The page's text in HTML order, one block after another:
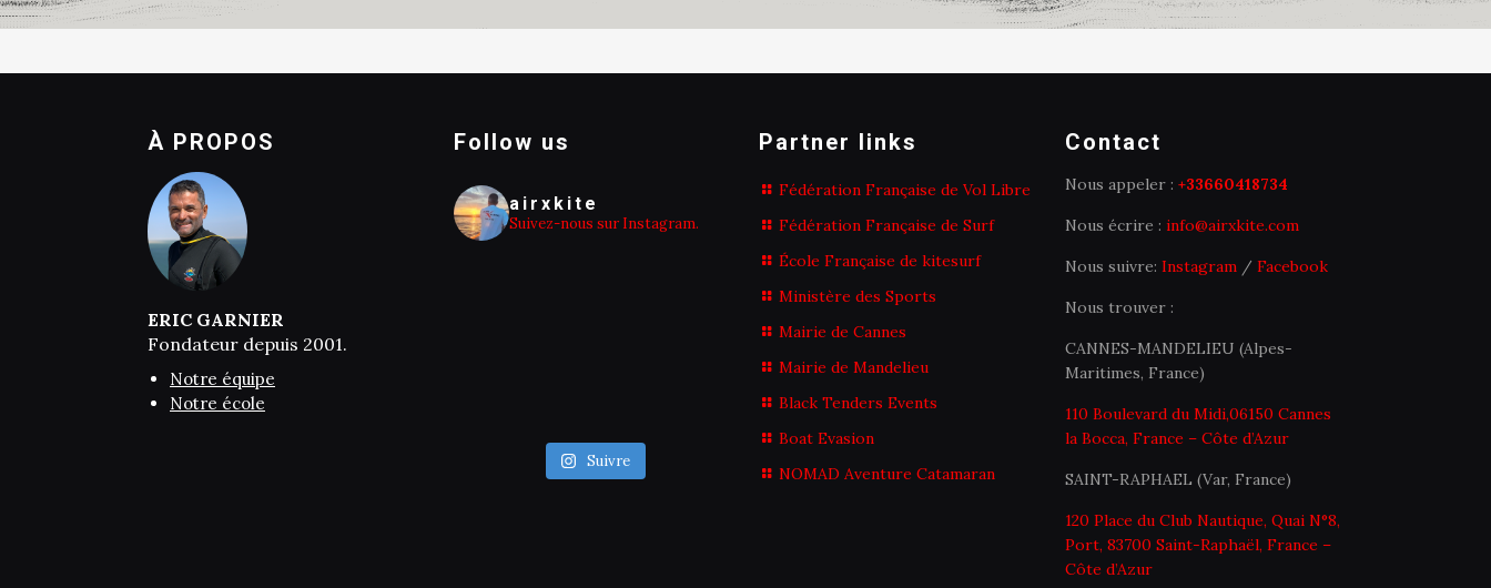
À PROPOS
ERIC GARNIER
Fondateur depuis 2001.
Notre équipe
Notre école
Follow us
airxkite
Suivez-nous sur Instagram.
Suivre
Partner links
Fédération Française de Vol Libre
Fédération Française de Surf
École Française de kitesurf
Ministère des Sports
Mairie de Cannes
Mairie de Mandelieu
Black Tenders Events
Boat Evasion
NOMAD Aventure Catamaran
Contact
Nous appeler : +33660418734
Nous écrire : info@airxkite.com
Nous suivre: Instagram/ Facebook
Nous trouver :
CANNES-MANDELIEU (Alpes-
Maritimes, France)
110 Boulevard du Midi,06150 Cannes
la Bocca, France – Côte d’Azur
SAINT-RAPHAEL (Var, France)
120 Place du Club Nautique, Quai N°8,
Port, 83700 Saint-Raphaël, France –
Côte d’Azur